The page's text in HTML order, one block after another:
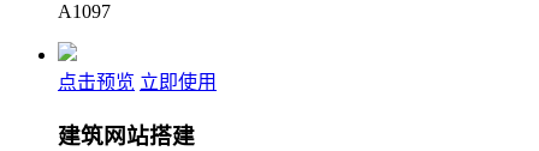
A1097
点击预览 立即使用
建筑网站搭建